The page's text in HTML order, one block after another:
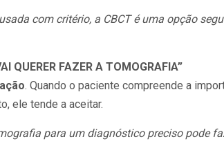
com critério, a CBCT é uma opção
QUERER FAZER A TOMOGRAFIA”
. Quando o paciente compreende a
ele tende a aceitar.
para um diagnóstico preciso pode